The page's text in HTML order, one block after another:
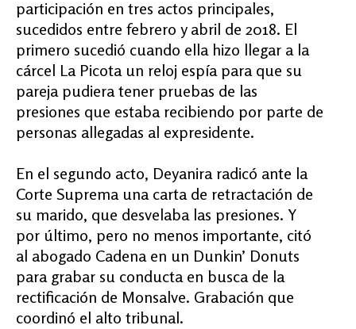
participación en tres actos principales,
sucedidos entre febrero y abril de 2018. El
primero sucedió cuando ella hizo llegar a la
cárcel La Picota un reloj espía para que su
pareja pudiera tener pruebas de las
presiones que estaba recibiendo por parte de
personas allegadas al expresidente.
En el segundo acto, Deyanira radicó ante la
Corte Suprema una carta de retractación de
su marido, que desvelaba las presiones. Y
por último, pero no menos importante, citó
al abogado Cadena en un Dunkin’ Donuts
para grabar su conducta en busca de la
rectificación de Monsalve. Grabación que
coordinó el alto tribunal.